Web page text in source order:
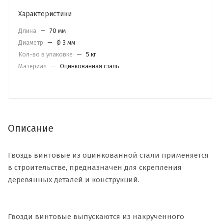
Характеристики
Длина — 70 мм
Диаметр
— Ø 3 мм
Кол-во в упаковке
— 5 кг
Материал
— Оцинкованная сталь
Описание
Гвоздь винтовые из оцинкованной стали применяется
в строительстве, предназначен для скрепления
деревянных деталей и конструкций.
Гвозди винтовые выпускаются из накрученного